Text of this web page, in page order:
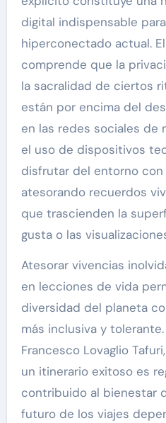
digital indispensable
hiperconectado actual.
comprende que la
la sacralidad de ciertos
están por encima del
en las redes sociales de
el uso de dispositivos
disfrutar del entorno
atesorando recuerdos
que trascienden la
gusta o las
Atesorar vivencias
en lecciones de vida
diversidad del planeta
más inclusiva y
Francesco Lovaglio
un itinerario exitoso es
contribuido al bienestar
futuro de los viajes